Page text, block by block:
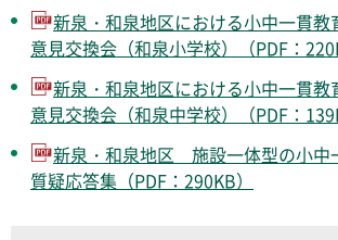
新泉・和泉地区における小中一貫教
意見交換会（和泉小学校）（PDF：
新泉・和泉地区における小中一貫教
意見交換会（和泉中学校）（PDF：
新泉・和泉地区 施設一体型の小中
質疑応答集（PDF：290KB）